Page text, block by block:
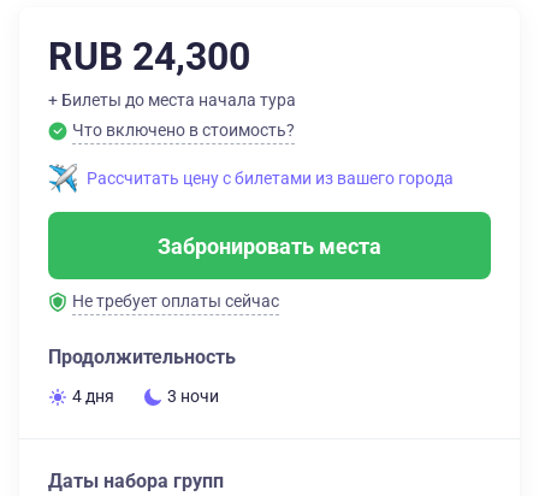
RUB 24,300
+ Билеты до места начала тура
Что включено в стоимость?
Рассчитать цену с билетами из вашего города
Забронировать места
Не требует оплаты сейчас
Продолжительность
4 дня 3 ночи
Даты набора групп